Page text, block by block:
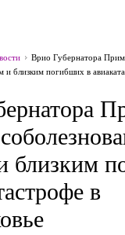
Врио Губернатора
и близким погибших в
близким
в